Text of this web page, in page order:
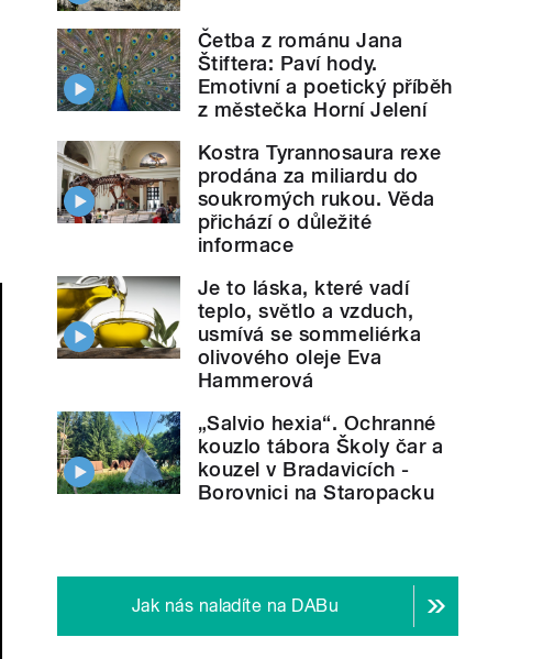
Četba z románu Jana
Štiftera: Paví hody.
Emotivní a poetický příběh
z městečka Horní Jelení
Kostra Tyrannosaura rexe
prodána za miliardu do
soukromých rukou. Věda
přichází o důležité
informace
Je to láska, které vadí
teplo, světlo a vzduch,
usmívá se sommeliérka
olivového oleje Eva
Hammerová
„Salvio hexia“. Ochranné
kouzlo tábora Školy čar a
kouzel v Bradavicích -
Borovnici na Staropacku
Jak nás naladíte na DABu